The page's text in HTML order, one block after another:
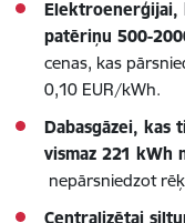
Elektroenerģijai,
patēriņu 500-
cenas, kas
0,10 EUR/kWh.
Dabasgāzei, kas
vismaz 221 kWh
nepārsniedzot
Centralizētai